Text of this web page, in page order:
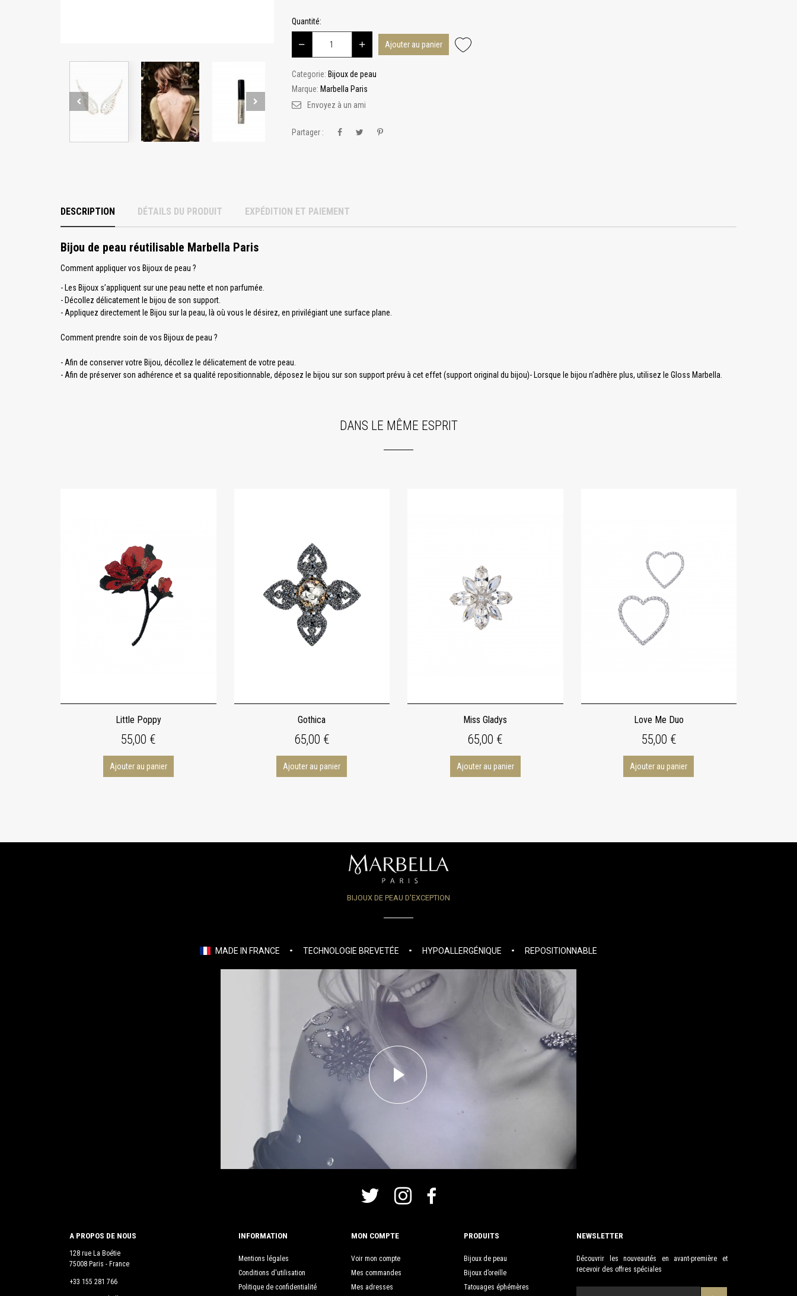
Quantité:
Ajouter au panier
Categorie: Bijoux de peau
Marque: Marbella Paris
Envoyez à un ami
Partager :
DESCRIPTION DÉTAILS DU PRODUIT EXPÉDITION ET PAIEMENT
Bijou de peau réutilisable Marbella Paris
Comment appliquer vos Bijoux de peau ?
- Les Bijoux s’appliquent sur une peau nette et non parfumée.
- Décollez délicatement le bijou de son support.
- Appliquez directement le Bijou sur la peau, là où vous le désirez, en privilégiant une surface plane.
Comment prendre soin de vos Bijoux de peau ?
- Afin de conserver votre Bijou, décollez le délicatement de votre peau.
- Afin de préserver son adhérence et sa qualité repositionnable, déposez le bijou sur son support prévu à cet effet (support original du bijou)- Lorsque le bijou n’adhère plus, utilisez le Gloss Marbella.
DANS LE MÊME ESPRIT
Little Poppy
55,00 €
Ajouter au panier
Gothica
65,00 €
Ajouter au panier
Miss Gladys
65,00 €
Ajouter au panier
Love Me Duo
55,00 €
Ajouter au panier
BIJOUX DE PEAU D'EXCEPTION
MADE IN FRANCE TECHNOLOGIE BREVETÉE HYPOALLERGÉNIQUE REPOSITIONNABLE
A PROPOS DE NOUS
128 rue La Boétie
75008 Paris - France
+33 155 281 766
INFORMATION
Mentions légales
Conditions d'utilisation
Politique de confidentialité
MON COMPTE
Voir mon compte
Mes commandes
Mes adresses
PRODUITS
Bijoux de peau
Bijoux d’oreille
Tatouages éphémères
NEWSLETTER
Découvrir les nouveautés en avant-première et
recevoir des offres spéciales